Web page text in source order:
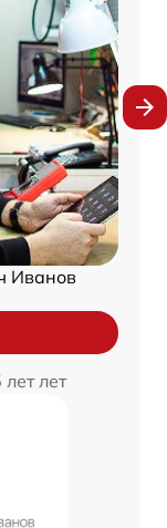
Иванов
лет лет